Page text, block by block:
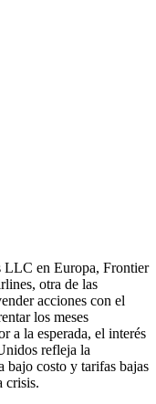
LLC en Europa, Frontier
otra de las
acciones con el
los meses
a la esperada, el interés
refleja la
bajo costo y tarifas bajas
crisis.